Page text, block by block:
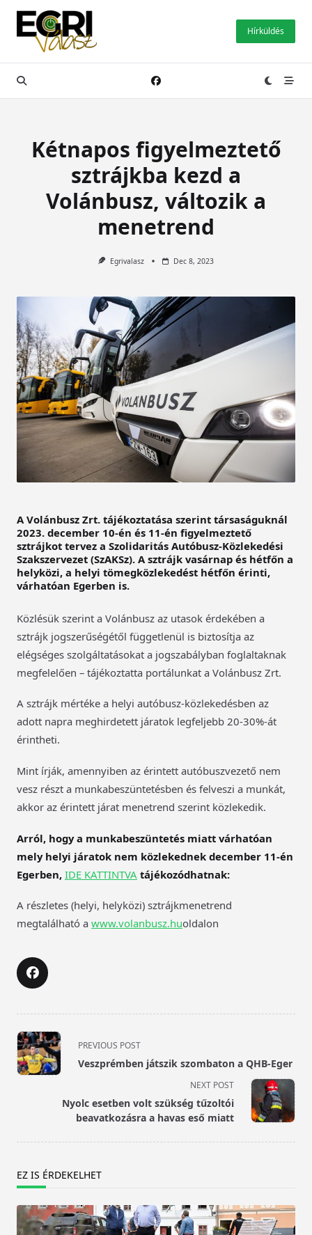
Skip
content
Hírküldés
Kétnapos figyelmeztető
sztrájkba kezd a
Volánbusz, változik a
menetrend
Egrivalasz Dec 8, 2023
A Volánbusz Zrt. tájékoztatása szerint társaságuknál
2023. december 10-én és 11-én figyelmeztető
sztrájkot tervez a Szolidaritás Autóbusz-Közlekedési
Szakszervezet (SzAKSz). A sztrájk vasárnap és hétfőn a
helyközi, a helyi tömegközlekedést hétfőn érinti,
várhatóan Egerben is.
Közlésük szerint a Volánbusz az utasok érdekében a
sztrájk jogszerűségétől függetlenül is biztosítja az
elégséges szolgáltatásokat a jogszabályban foglaltaknak
megfelelően – tájékoztatta portálunkat a Volánbusz Zrt.
A sztrájk mértéke a helyi autóbusz-közlekedésben az
adott napra meghirdetett járatok legfeljebb 20-30%-át
érintheti.
Mint írják, amennyiben az érintett autóbuszvezető nem
vesz részt a munkabeszüntetésben és felveszi a munkát,
akkor az érintett járat menetrend szerint közlekedik.
Arról, hogy a munkabeszüntetés miatt várhatóan
mely helyi járatok nem közlekednek december 11-én
Egerben, IDE KATTINTVA tájékozódhatnak:
A részletes (helyi, helyközi) sztrájkmenetrend
megtalálható a www.volanbusz.huoldalon
<span
class="nav-
subtitle
text">Page</span>
PREVIOUS POST
Veszprémben játszik szombaton a QHB-Eger
NEXT POST
Nyolc esetben volt szükség tűzoltói
beavatkozásra a havas eső miatt
EZ IS ÉRDEKELHET